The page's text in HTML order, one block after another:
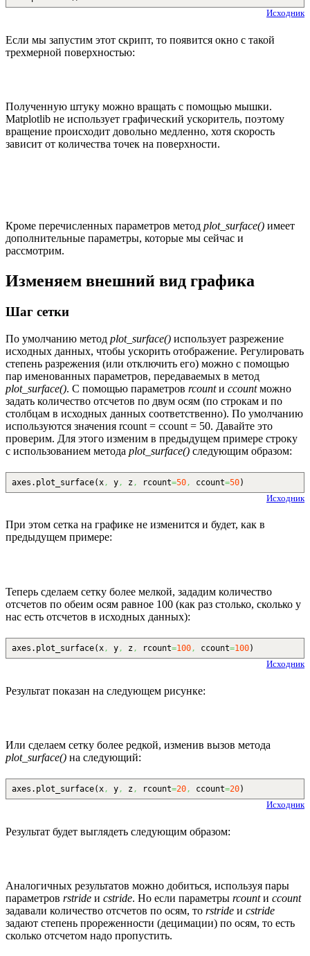
Исходник
Если мы запустим этот скрипт, то появится окно с такой
трехмерной поверхностью:
Полученную штуку можно вращать с помощью мышки.
Matplotlib не использует графический ускоритель, поэтому
вращение происходит довольно медленно, хотя скорость
зависит от количества точек на поверхности.
Кроме перечисленных параметров метод plot_surface() имеет
дополнительные параметры, которые мы сейчас и
рассмотрим.
Изменяем внешний вид графика
Шаг сетки
По умолчанию метод plot_surface() использует разрежение
исходных данных, чтобы ускорить отображение. Регулировать
степень разрежения (или отключить его) можно с помощью
пар именованных параметров, передаваемых в метод
plot_surface(). С помощью параметров rcountи ccountможно
задать количество отсчетов по двум осям (по строкам и по
столбцам в исходных данных соответственно). По умолчанию
используются значения rcount = ccount = 50. Давайте это
проверим. Для этого изменим в предыдущем примере строку
с использованием метода plot_surface() следующим образом:
axes. plot_surface(x, y, z , rcount=50, ccount=50)
Исходник
При этом сетка на графике не изменится и будет, как в
предыдущем примере:
Теперь сделаем сетку более мелкой, зададим количество
отсчетов по обеим осям равное 100 (как раз столько, сколько у
нас есть отсчетов в исходных данных):
axes. plot_surface(x, y, z , rcount=100, ccount=100)
Исходник
Результат показан на следующем рисунке:
Или сделаем сетку более редкой, изменив вызов метода
plot_surface() на следующий:
axes. plot_surface(x, y, z , rcount=20, ccount=20)
Исходник
Результат будет выглядеть следующим образом:
Аналогичных результатов можно добиться, используя пары
параметров rstride и cstride. Но если параметры rcountи ccount
задавали количество отсчетов по осям, то rstride и cstride
задают степень прореженности (децимации) по осям, то есть
сколько отсчетом надо пропустить.